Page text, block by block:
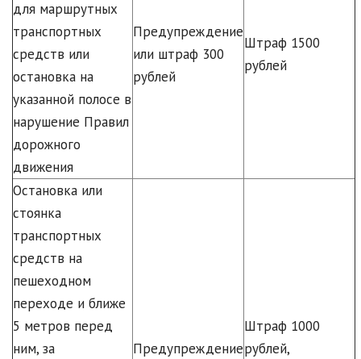
для маршрутных
транспортных
средств или
остановка на
указанной полосе в
нарушение Правил
дорожного
движения
Предупреждение
или штраф 300
рублей
Штраф 1500
рублей
Остановка или
стоянка
транспортных
средств на
пешеходном
переходе и ближе
5 метров перед
ним, за
Предупреждение
Штраф 1000
рублей,